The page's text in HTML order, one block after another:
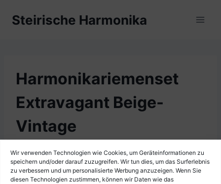
Wir verwenden Technologien wie Cookies, um Geräteinformationen zu
speichern und/oder darauf zuzugreifen. Wir tun dies, um das Surferlebnis
zu verbessern und um personalisierte Werbung anzuzeigen. Wenn Sie
diesen Technologien zustimmen, können wir Daten wie das
InhaltSteirische Harmonika
Harmonikariemenset
Extravagant Beige-
Vintage